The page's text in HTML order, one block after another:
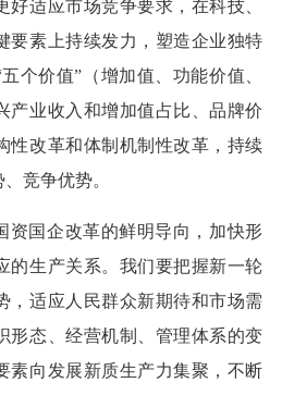
好适应市场竞争要求，在科技、
要素上持续发力，塑造企业独特
个价值”（增加值、功能价值、
产业收入和增加值占比、品牌价
性改革和体制机制性改革，持续
竞争优势。
资国企改革的鲜明导向，加快形
的生产关系。我们要把握新一轮
，适应人民群众新期待和市场需
形态、经营机制、管理体系的变
素向发展新质生产力集聚，不断